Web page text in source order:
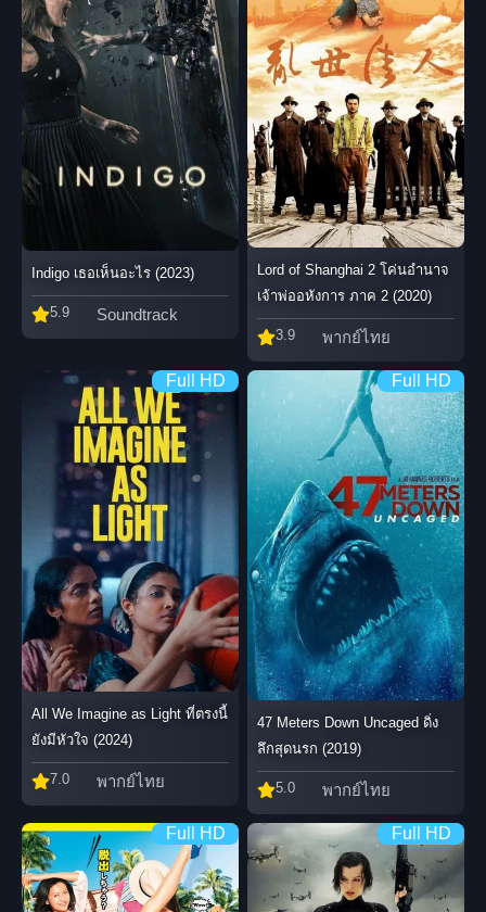
Indigo เธอเห็นอะไร (2023)
5.9 Soundtrack
Lord of Shanghai 2 โค่นอำนาจ
เจ้าพ่ออหังการ ภาค 2 (2020)
3.9 พากย์ไทย
Full HD
All We Imagine as Light ที่ตรงนี้
ยังมีหัวใจ (2024)
7.0 พากย์ไทย
Full HD
47 Meters Down Uncaged ดิ่ง
ลึกสุดนรก (2019)
5.0 พากย์ไทย
Full HD Full HD